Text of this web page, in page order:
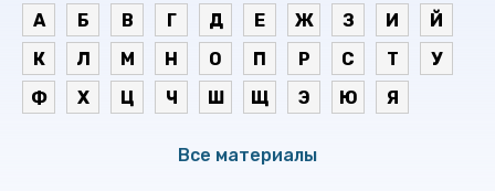
А Б В Г Д Е Ж З И
Й
К
Л М Н О П Р С Т
У
Ф
Х Ц Ч Ш Щ Э Ю Я
Все материалы